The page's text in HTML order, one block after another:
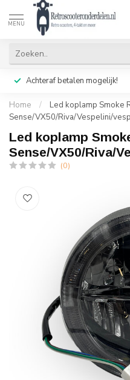
MENU
Achteraf betalen mogelijk!
Home /
Led koplamp Smoke
Sense/VX50/Riva/Vespelini/
Led koplamp
Sense/VX50/Riva/
(0)